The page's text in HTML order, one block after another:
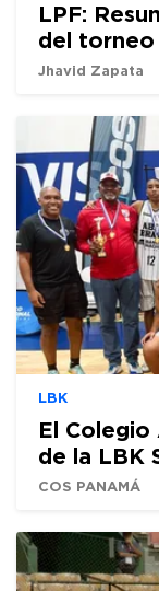
LPF:
del
Jhavid Zapata
LBK
El Colegio
de la LBK
COS PANAMÁ